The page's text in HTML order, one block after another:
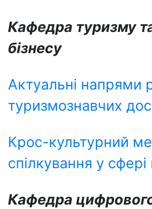
Кафедра туризму
бізнесу
Актуальні напрями
туризмознавчих
Крос-культурний
спілкування у сфері
Кафедра